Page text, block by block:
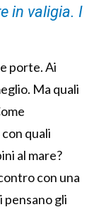
in valigia. I
porte. Ai
Ma quali
quali
al mare?
con una
pensano gli